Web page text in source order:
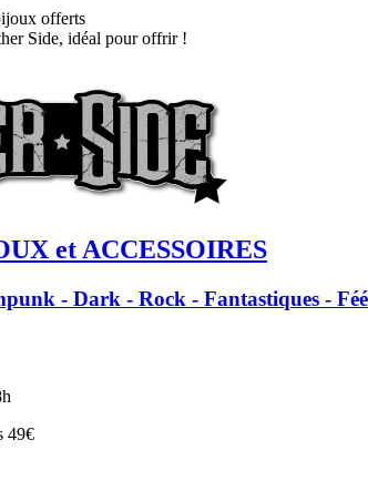
offerts
Side, idéal pour offrir !
et ACCESSOIRES
- Dark - Rock - Fantastiques -
49€